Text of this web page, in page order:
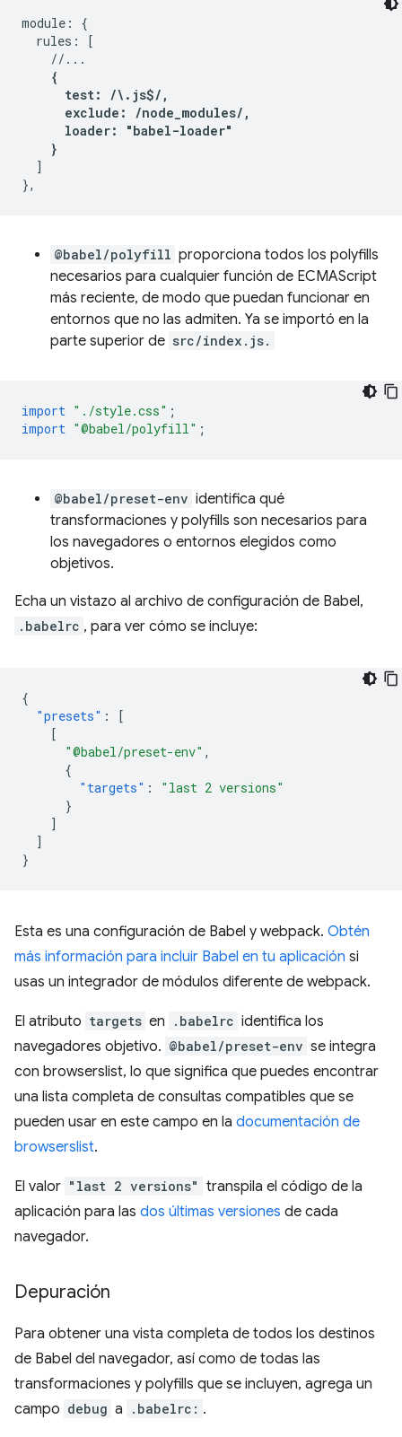
module: {
  rules: [
    //...
{
      test: /\.js$/,
      exclude: /node_modules/,
      loader: "babel-loader"
    }
  ]
@babel/polyfill proporciona todos los polyfills
necesarios para cualquier función de ECMAScript
más reciente, de modo que puedan funcionar en
entornos que no las admiten. Ya se importó en la
parte superior de src/index.js.
import "./style.css" ;
import "@babel/polyfill" ;
@babel/preset-env identifica qué
transformaciones y polyfills son necesarios para
los navegadores o entornos elegidos como
objetivos.
Echa un vistazo al archivo de configuración de Babel,
.babelrc , para ver cómo se incluye:
{
"presets" :
[
[
"@babel/preset-env" ,
{
"targets" :
"last 2 versions"
}
]
]
}
Esta es una configuración de Babel y webpack. Obtén
más información para incluir Babel en tu aplicación si
usas un integrador de módulos diferente de webpack.
El atributo targets en .babelrc identifica los
navegadores objetivo. @babel/preset-env se integra
con browserslist, lo que significa que puedes encontrar
una lista completa de consultas compatibles que se
pueden usar en este campo en la documentación de
browserslist.
El valor "last 2 versions" transpila el código de la
aplicación para las dos últimas versiones de cada
navegador.
Depuración
Para obtener una vista completa de todos los destinos
de Babel del navegador, así como de todas las
transformaciones y polyfills que se incluyen, agrega un
campo debug a .babelrc: .